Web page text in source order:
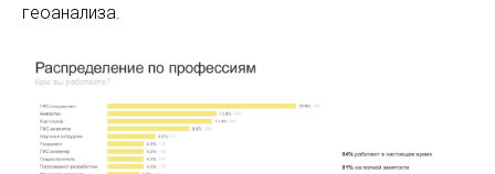
геоанализа.